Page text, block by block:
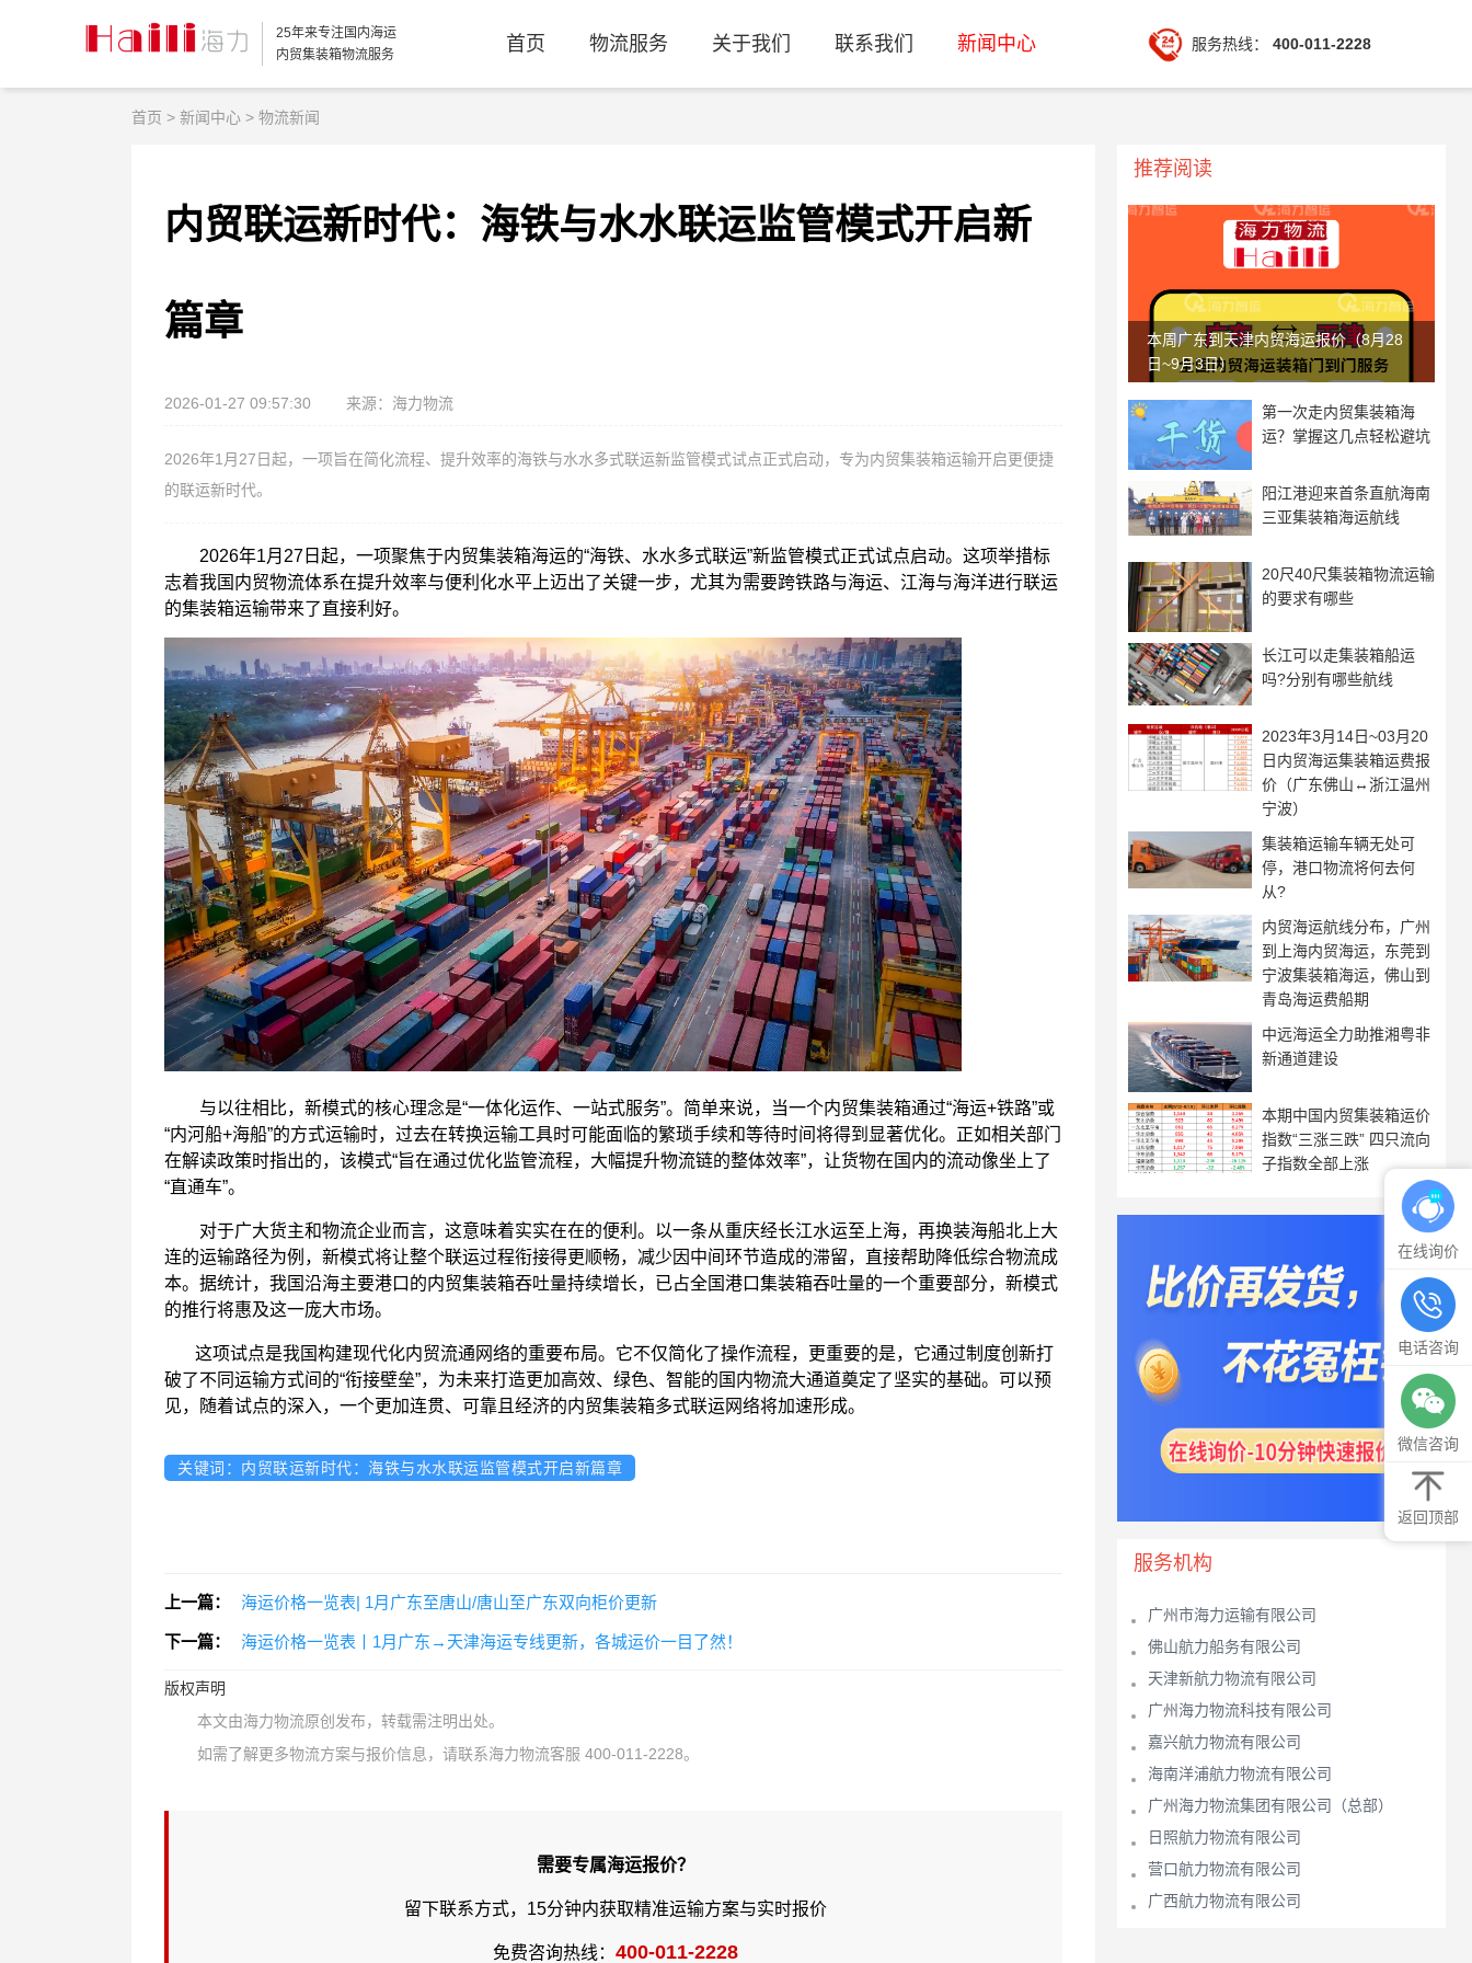
25年来专注国内海运
内贸集装箱物流服务
首页 物流服务 关于我们 联系我们 新闻中心 服务热线： 400-011-2228
首页 > 新闻中心 > 物流新闻
内贸联运新时代：海铁与水水联运监管模式开启新
篇章
2026-01-27 09:57:30 来源：海力物流
2026年1月27日起，一项旨在简化流程、提升效率的海铁与水水多式联运新监管模式试点正式启动，专为内贸集装箱运输开启更便捷
的联运新时代。
2026年1月27日起，一项聚焦于内贸集装箱海运的“海铁、水水多式联运”新监管模式正式试点启动。这项举措标
志着我国内贸物流体系在提升效率与便利化水平上迈出了关键一步，尤其为需要跨铁路与海运、江海与海洋进行联运
的集装箱运输带来了直接利好。
与以往相比，新模式的核心理念是“一体化运作、一站式服务”。简单来说，当一个内贸集装箱通过“海运+铁路”或
“内河船+海船”的方式运输时，过去在转换运输工具时可能面临的繁琐手续和等待时间将得到显著优化。正如相关部门
在解读政策时指出的，该模式“旨在通过优化监管流程，大幅提升物流链的整体效率”，让货物在国内的流动像坐上了
“直通车”。
对于广大货主和物流企业而言，这意味着实实在在的便利。以一条从重庆经长江水运至上海，再换装海船北上大
连的运输路径为例，新模式将让整个联运过程衔接得更顺畅，减少因中间环节造成的滞留，直接帮助降低综合物流成
本。据统计，我国沿海主要港口的内贸集装箱吞吐量持续增长，已占全国港口集装箱吞吐量的一个重要部分，新模式
的推行将惠及这一庞大市场。
这项试点是我国构建现代化内贸流通网络的重要布局。它不仅简化了操作流程，更重要的是，它通过制度创新打
破了不同运输方式间的“衔接壁垒”，为未来打造更加高效、绿色、智能的国内物流大通道奠定了坚实的基础。可以预
见，随着试点的深入，一个更加连贯、可靠且经济的内贸集装箱多式联运网络将加速形成。
关键词：内贸联运新时代：海铁与水水联运监管模式开启新篇章
上一篇： 海运价格一览表| 1月广东至唐山/唐山至广东双向柜价更新
下一篇： 海运价格一览表丨1月广东→天津海运专线更新，各城运价一目了然！
版权声明
本文由海力物流原创发布，转载需注明出处。
如需了解更多物流方案与报价信息，请联系海力物流客服 400-011-2228。
需要专属海运报价？
留下联系方式，15分钟内获取精准运输方案与实时报价
免费咨询热线： 400-011-2228
推荐阅读
本周广东到天津内贸海运报价（8月28
日~9月3日）
第一次走内贸集装箱海
运？掌握这几点轻松避坑
阳江港迎来首条直航海南
三亚集装箱海运航线
20尺40尺集装箱物流运输
的要求有哪些
长江可以走集装箱船运
吗?分别有哪些航线
2023年3月14日~03月20
日内贸海运集装箱运费报
价（广东佛山↔浙江温州
宁波）
集装箱运输车辆无处可
停，港口物流将何去何
从?
内贸海运航线分布，广州
到上海内贸海运，东莞到
宁波集装箱海运，佛山到
青岛海运费船期
中远海运全力助推湘粤非
新通道建设
本期中国内贸集装箱运价
指数“三涨三跌” 四只流向
子指数全部上涨
服务机构
广州市海力运输有限公司
佛山航力船务有限公司
天津新航力物流有限公司
广州海力物流科技有限公司
嘉兴航力物流有限公司
海南洋浦航力物流有限公司
广州海力物流集团有限公司（总部）
日照航力物流有限公司
营口航力物流有限公司
广西航力物流有限公司
在线询价
电话咨询
微信咨询
返回顶部